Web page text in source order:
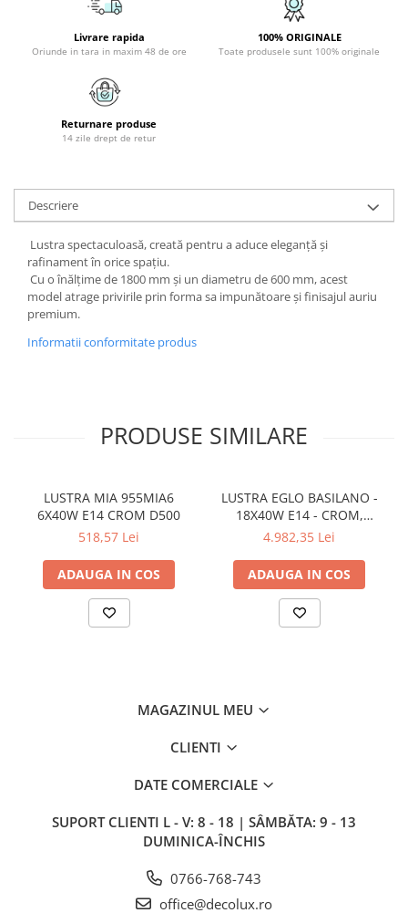
LAMPADARE & PENDULE DE
EXTERIOR
LAMPI PAVAJ & PISCINE
LAMPI GARDURI & TREPTE
LAMPI STRADALE
PROIECTOARE
VEIOZE EXTERIOR
■ ILUMINAT TEHNIC
PLAFONIERE & LAMPI LED
PANOURI LED
LAMPI EMERGENTA
■ ILUMINAT DECORATIV
SIRURI LED
PLASE LED
FIGURINE & PROIECTOARE LED
TUB LED
Livrare rapida
Oriunde in tara in maxim 48 de ore
100% ORIGINALE
Toate produsele sunt 100% originale
Returnare produse
14 zile drept de retur
Descriere
Lustra spectaculoasă, creată pentru a aduce eleganță și
rafinament în orice spațiu.
Cu o înălțime de 1800 mm și un diametru de 600 mm, acest
model atrage privirile prin forma sa impunătoare și finisajul auriu
premium.
Informatii conformitate produs
PRODUSE SIMILARE
LUSTRA MIA 955MIA6
6X40W E14 CROM D500
518,57 Lei
ADAUGA IN COS
LUSTRA EGLO BASILANO -
18X40W E14 - CROM,
H1500, D1000, IP20
4.982,35 Lei
ADAUGA IN COS
MAGAZINUL MEU
CLIENTI
DATE COMERCIALE
SUPORT CLIENTI L - V: 8 - 18 | SÂMBĂTA: 9 - 13
DUMINICA-ÎNCHIS
0766-768-743
office@decolux.ro